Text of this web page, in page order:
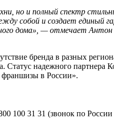
но и полный спектр
собой и создает единый
дома», — отмечает Антон
бренда в разных
Статус надежного
франшизы в России».
100 31 31 (звонок по